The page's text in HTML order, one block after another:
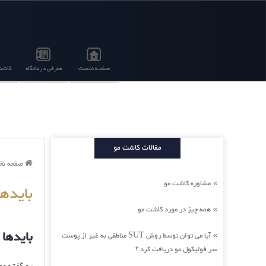
صفحه نخست معرفی درمانگاه
صفحه
مقالات کاشت مو
» مشاوره کاشت مو
» همه چیز در مورد کاشت مو
»
آیا می توان توسط روش SUT مناطقی به غیر از پوست
سر فولیکول مو دریافت کرد ؟